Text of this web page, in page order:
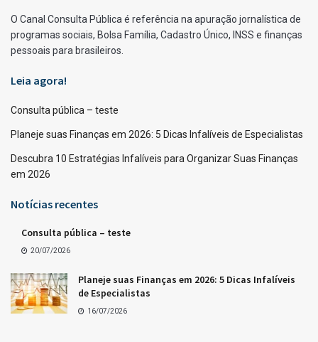
O Canal Consulta Pública é referência na apuração jornalística de
programas sociais, Bolsa Família, Cadastro Único, INSS e finanças
pessoais para brasileiros.
Leia agora!
Consulta pública – teste
Planeje suas Finanças em 2026: 5 Dicas Infalíveis de Especialistas
Descubra 10 Estratégias Infalíveis para Organizar Suas Finanças
em 2026
Notícias recentes
Consulta pública – teste
20/07/2026
Planeje suas Finanças em 2026: 5 Dicas Infalíveis
de Especialistas
16/07/2026